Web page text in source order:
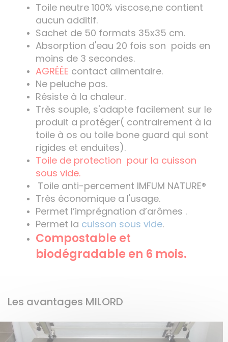
Toile neutre 100% viscose,ne contient
aucun additif.
Sachet de 50 formats 35x35 cm.
Absorption d'eau 20 fois son poids en
moins de 3 secondes.
AGRÉÉE contact alimentaire.
Ne peluche pas.
Résiste à la chaleur.
Très souple, s'adapte facilement sur le
produit a protéger( contrairement à la
toile à os ou toile bone guard qui sont
rigides et enduites).
Toile de protection pour la cuisson
sous vide.
Toile anti-percement IMFUM NATURE®
Très économique a l'usage.
Permet l’imprégnation d’arômes .
Permet la cuisson sous vide.
Compostable et
biodégradable en 6 mois.
Les avantages MILORD